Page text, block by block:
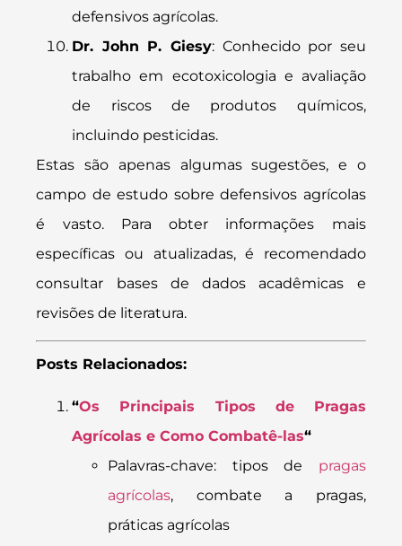
defensivos agrícolas.
Dr. John P. Giesy: Conhecido por seu
trabalho em ecotoxicologia e avaliação
de riscos de produtos químicos,
incluindo pesticidas.
Estas são apenas algumas sugestões, e o
campo de estudo sobre defensivos agrícolas
é vasto. Para obter informações mais
específicas ou atualizadas, é recomendado
consultar bases de dados acadêmicas e
revisões de literatura.
Posts Relacionados:
“Os Principais Tipos de Pragas
Agrícolas e Como Combatê-las“
Palavras-chave: tipos de pragas
agrícolas, combate a pragas,
práticas agrícolas